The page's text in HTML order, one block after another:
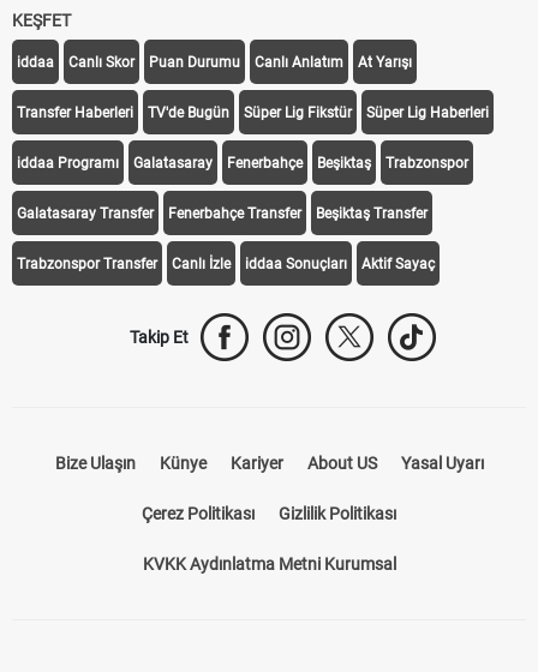
KEŞFET
iddaa Canlı Skor Puan Durumu Canlı Anlatım At Yarışı
Transfer Haberleri TV'de Bugün Süper Lig Fikstür Süper Lig Haberleri
iddaa Programı Galatasaray Fenerbahçe Beşiktaş Trabzonspor
Galatasaray Transfer Fenerbahçe Transfer Beşiktaş Transfer
Trabzonspor Transfer Canlı İzle iddaa Sonuçları Aktif Sayaç
Takip Et
Bize Ulaşın Künye Kariyer About US Yasal Uyarı
Çerez Politikası Gizlilik Politikası
KVKK Aydınlatma Metni Kurumsal